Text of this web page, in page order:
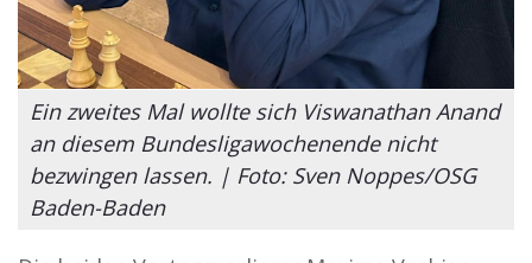
Ein zweites Mal wollte sich Viswanathan Anand
an diesem Bundesligawochenende nicht
bezwingen lassen. | Foto: Sven Noppes/OSG
Baden-Baden